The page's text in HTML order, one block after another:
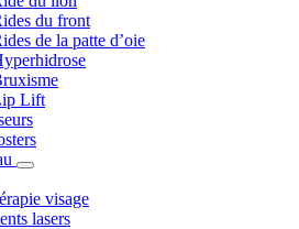
du front
de la patte d’oie
Lift
visage
lasers